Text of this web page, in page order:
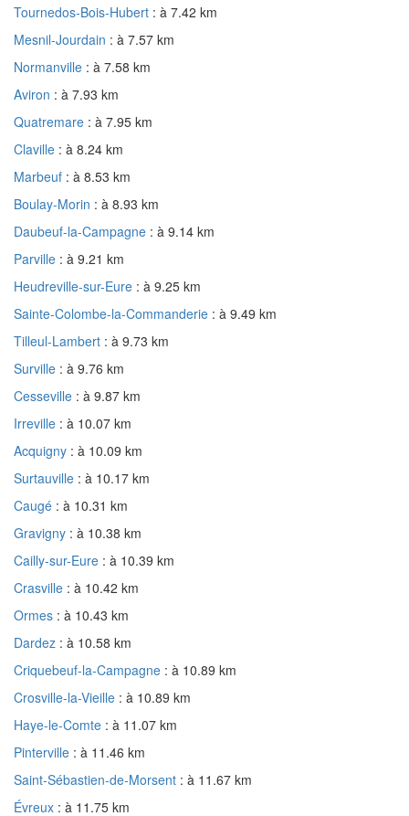
Tournedos-Bois-Hubert : à 7.42 km
Mesnil-Jourdain : à 7.57 km
Normanville : à 7.58 km
Aviron : à 7.93 km
Quatremare : à 7.95 km
Claville : à 8.24 km
Marbeuf : à 8.53 km
Boulay-Morin : à 8.93 km
Daubeuf-la-Campagne : à 9.14 km
Parville : à 9.21 km
Heudreville-sur-Eure : à 9.25 km
Sainte-Colombe-la-Commanderie : à 9.49 km
Tilleul-Lambert : à 9.73 km
Surville : à 9.76 km
Cesseville : à 9.87 km
Irreville : à 10.07 km
Acquigny : à 10.09 km
Surtauville : à 10.17 km
Caugé : à 10.31 km
Gravigny : à 10.38 km
Cailly-sur-Eure : à 10.39 km
Crasville : à 10.42 km
Ormes : à 10.43 km
Dardez : à 10.58 km
Criquebeuf-la-Campagne : à 10.89 km
Crosville-la-Vieille : à 10.89 km
Haye-le-Comte : à 11.07 km
Pinterville : à 11.46 km
Saint-Sébastien-de-Morsent : à 11.67 km
Évreux : à 11.75 km